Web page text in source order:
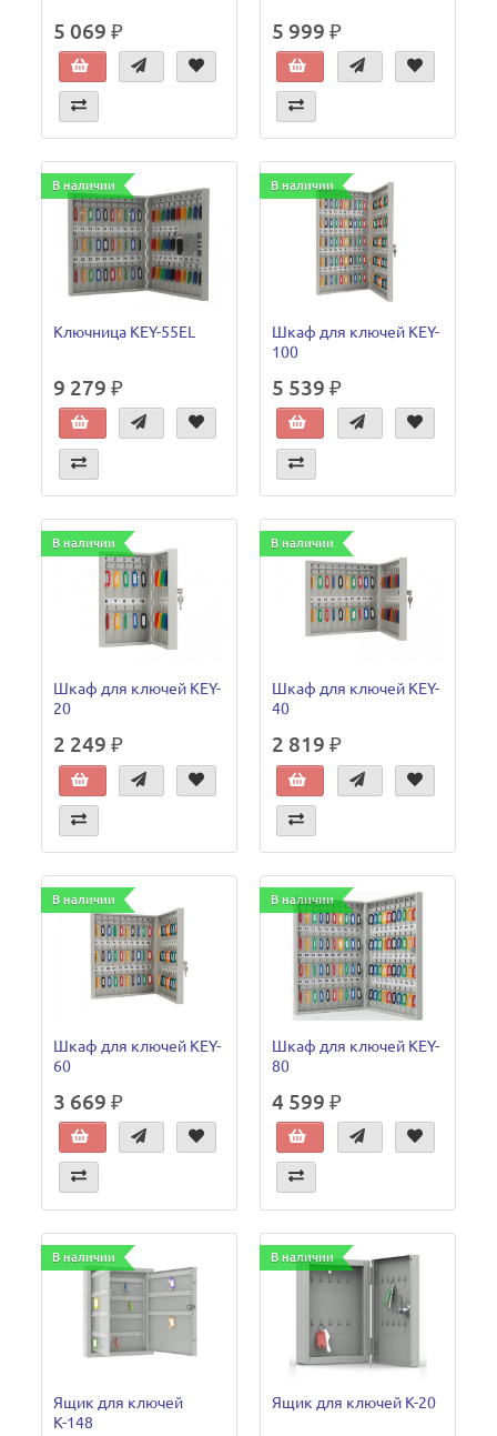
5 069 ₽ 5 999 ₽
В наличии
Ключница KEY-55EL
9 279 ₽
В наличии
Шкаф для ключей KEY-
100
5 539 ₽
В наличии
Шкаф для ключей KEY-
20
2 249 ₽
В наличии
Шкаф для ключей KEY-
40
2 819 ₽
В наличии
Шкаф для ключей KEY-
60
3 669 ₽
В наличии
Шкаф для ключей KEY-
80
4 599 ₽
В наличии
Ящик для ключей
К-148
В наличии
Ящик для ключей К-20